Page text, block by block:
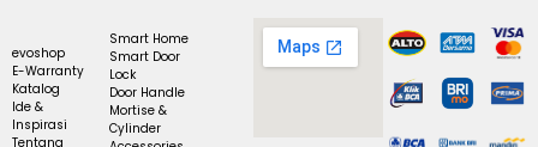
evoshop
E-Warranty
Katalog
Ide &
Inspirasi
Tentang
Smart Home
Smart Door
Lock
Door Handle
Mortise &
Cylinder